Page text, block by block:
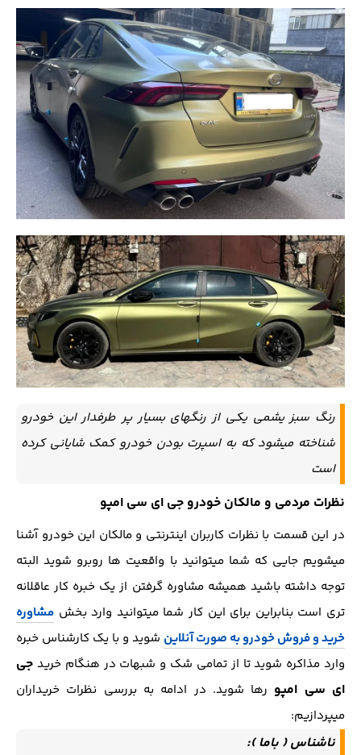
رنگ سبز یشمی یکی از رنگهای بسیار پر طرفدار این خودرو
شناخته میشود که به اسپرت بودن خودرو کمک شایانی کرده
است
نظرات مردمی و مالکان خودرو جی ای سی امپو
در این قسمت با نظرات کاربران اینترنتی و مالکان این خودرو آشنا
میشویم جایی که شما میتوانید با واقعیت ها روبرو شوید البته
توجه داشته باشید همیشه مشاوره گرفتن از یک خبره کار عاقلانه
تری است بنابراین برای این کار شما میتوانید وارد بخش مشاوره
خرید و فروش خودرو به صورت آنلاین شوید و با یک کارشناس خبره
وارد مذاکره شوید تا از تمامی شک و شبهات در هنگام خرید جی
ای سی امپو رها شوید. در ادامه به بررسی نظرات خریداران
میپردازیم:
ناشناس ( باما ):